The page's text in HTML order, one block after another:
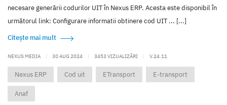
necesare generării codurilor UIT în Nexus ERP. Acesta este disponibil în
următorul link: Configurare informatii obtinere cod UIT ... [...]
Citește mai mult
NEXUS MEDIA | 30 AUG 2024 | 3453 VIZUALIZĂRI | V.24.11
Nexus ERP Cod uit ETransport E-transport
Anaf